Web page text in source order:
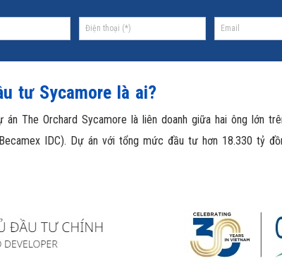
tư Sycamore là ai?
án The Orchard Sycamore là liên doanh giữa hai ông lớn
IDC). Dự án với tổng mức đầu tư hơn 18.330 tỷ